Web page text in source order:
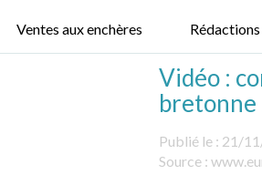
Ventes aux enchères Rédactions
Vidéo :
bretonne
Publié le : 21/
Source :